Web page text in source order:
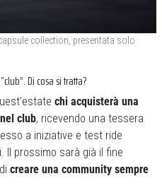
collection, presentata solo
Di cosa si tratta?
chi acquisterà una
club, ricevendo una tessera
a iniziative e test ride
Il prossimo sarà già il fine
creare una community sempre